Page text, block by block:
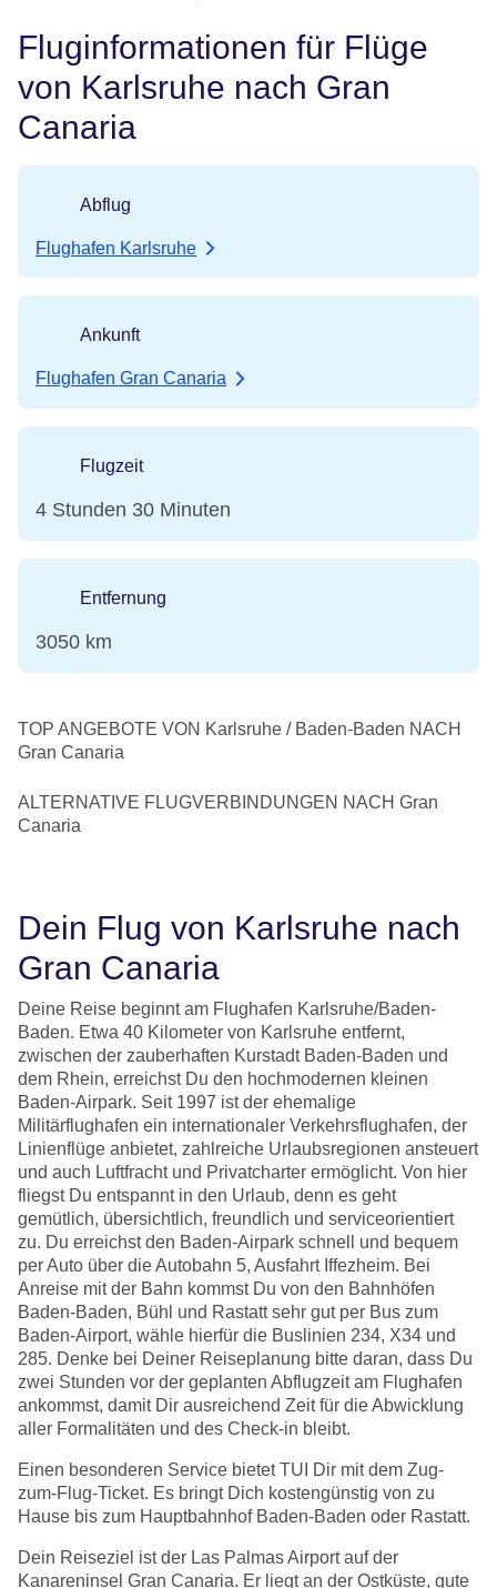
Fluginformationen für Flüge
von Karlsruhe nach Gran
Canaria
Abflug
Flughafen Karlsruhe
Ankunft
Flughafen Gran Canaria
Flugzeit
4 Stunden 30 Minuten
Entfernung
3050 km
TOP ANGEBOTE VON Karlsruhe / Baden-Baden NACH
Gran Canaria
ALTERNATIVE FLUGVERBINDUNGEN NACH Gran
Canaria
Dein Flug von Karlsruhe nach
Gran Canaria
Deine Reise beginnt am Flughafen Karlsruhe/Baden-
Baden. Etwa 40 Kilometer von Karlsruhe entfernt,
zwischen der zauberhaften Kurstadt Baden-Baden und
dem Rhein, erreichst Du den hochmodernen kleinen
Baden-Airpark. Seit 1997 ist der ehemalige
Militärflughafen ein internationaler Verkehrsflughafen, der
Linienflüge anbietet, zahlreiche Urlaubsregionen ansteuert
und auch Luftfracht und Privatcharter ermöglicht. Von hier
fliegst Du entspannt in den Urlaub, denn es geht
gemütlich, übersichtlich, freundlich und serviceorientiert
zu. Du erreichst den Baden-Airpark schnell und bequem
per Auto über die Autobahn 5, Ausfahrt Iffezheim. Bei
Anreise mit der Bahn kommst Du von den Bahnhöfen
Baden-Baden, Bühl und Rastatt sehr gut per Bus zum
Baden-Airport, wähle hierfür die Buslinien 234, X34 und
285. Denke bei Deiner Reiseplanung bitte daran, dass Du
zwei Stunden vor der geplanten Abflugzeit am Flughafen
ankommst, damit Dir ausreichend Zeit für die Abwicklung
aller Formalitäten und des Check-in bleibt.
Einen besonderen Service bietet TUI Dir mit dem Zug-
zum-Flug-Ticket. Es bringt Dich kostengünstig von zu
Hause bis zum Hauptbahnhof Baden-Baden oder Rastatt.
Dein Reiseziel ist der Las Palmas Airport auf der
Kanareninsel Gran Canaria. Er liegt an der Ostküste, gute